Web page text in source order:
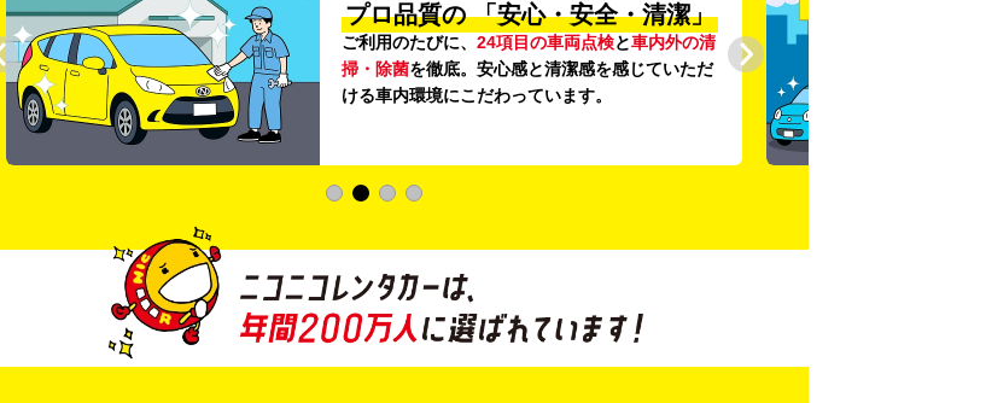
プロ品質の 「安心・安全・清潔」
ご利用のたびに、 24項目の車両点検と車内外の清
掃・除菌を徹底。安心感と清潔感を感じていただ
ける車内環境にこだわっています。